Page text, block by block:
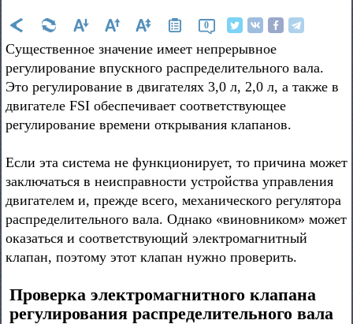
0
Существенное значение имеет непрерывное
регулирование впускного распределительного вала.
Это регулирование в двигателях 3,0 л, 2,0 л, а также в
двигателе FSI обеспечивает соответствующее
регулирование времени открывания клапанов.
Если эта система не функционирует, то причина может
заключаться в неисправности устройства управления
двигателем и, прежде всего, механического регулятора
распределительного вала. Однако «виновником» может
оказаться и соответствующий электромагнитный
клапан, поэтому этот клапан нужно проверить.
Проверка электромагнитного клапана
регулирования распределительного вала